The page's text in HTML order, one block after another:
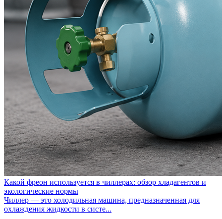
Какой фреон используется в чиллерах: обзор хладагентов и
экологические нормы
Чиллер — это холодильная машина, предназначенная для
охлаждения жидкости в систе...